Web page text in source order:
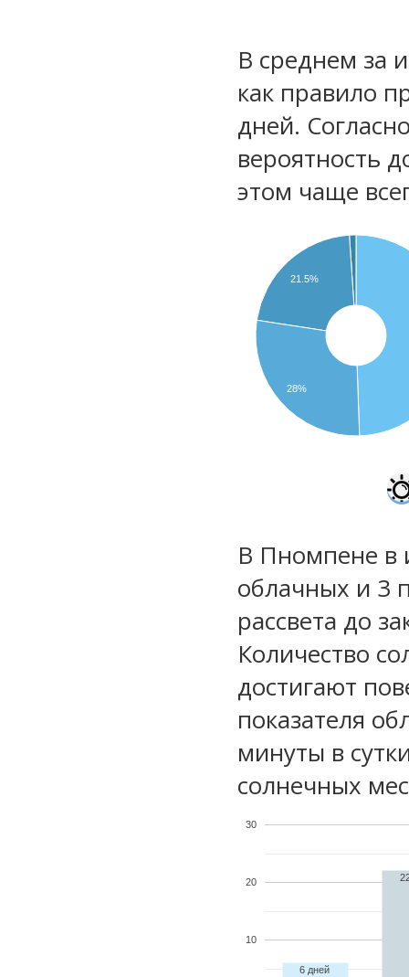
В среднем за
как правило
дней.
вероятность
этом чаще
21.5%
28%
В Пномпене в
облачных и 3
рассвета до
Количество
достигают
показателя
минуты в
солнечных
10
20
30
6 дней